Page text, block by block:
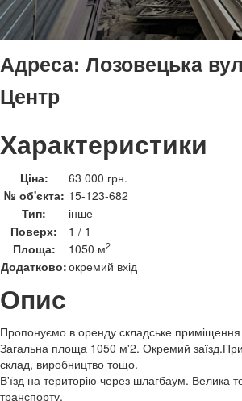
Адреса: Лозовецька
Центр
Характеристики
Ціна:
63 000 грн.
№ об'єкта: 15-123-682
Тип:
інше
Поверх:
1 / 1
Площа:
1050 м2
Додатково:окремий вхід
Опис
Пропонуємо в оренду складське
Загальна площа 1050 м'2. Окремий
склад, виробництво тощо.
В'їзд на територію через шлагбаум. Велика
транспорту.